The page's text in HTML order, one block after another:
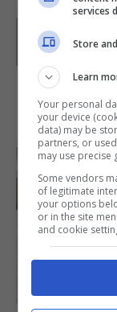
services
Store
Learn
Your personal
your device
data) may be
partners, or
may use precise
Some vendors
of legitimate
your options
or in the site
and cookie